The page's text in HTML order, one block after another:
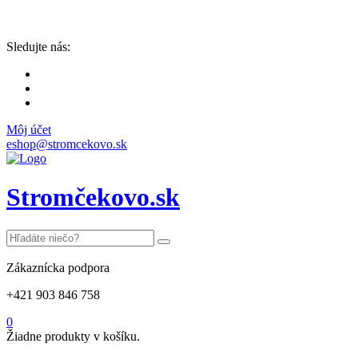
Sledujte nás:
Môj účet
eshop@stromcekovo.sk
Stromčekovo.sk
Zákaznícka podpora
+421 903 846 758
0
Žiadne produkty v košíku.